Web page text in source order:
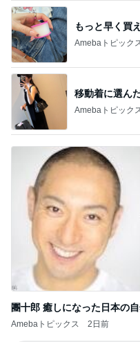
もっと早く買
Amebaトピック
移動着に選ん
Amebaトピック
團十郎 癒しになった日本の
Amebaトピックス 2日前